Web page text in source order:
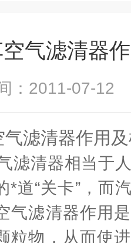
气滤清器
间：2011-07-
滤清器作用及
清器相当于
*道“关卡”，而
气滤清器作用
粒物，从而使